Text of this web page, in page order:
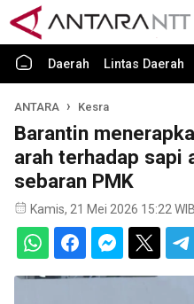
Daerah Lintas Daerah
ANTARA Kesra
Barantin
arah terhadap sapi
sebaran PMK
Kamis, 21 Mei 2026 15:22 WIB